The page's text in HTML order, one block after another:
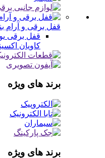
قفل برقی و آرام
قفل برقی
کاویان
برند های ویژه
برند های ویژه